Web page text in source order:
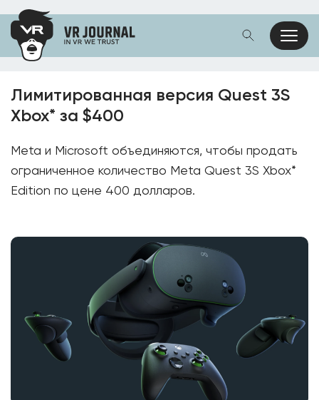
Лимитированная версия Quest 3S
Xbox* за $400
Meta и Microsoft объединяются, чтобы продать
ограниченное количество Meta Quest 3S Xbox*
Edition по цене 400 долларов.